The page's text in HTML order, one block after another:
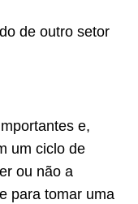
de outro setor
e,
um ciclo de
ou não a
para tomar uma